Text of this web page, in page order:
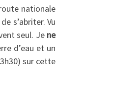
nationale
s’abriter. Vu
seul. Je ne
d’eau et un
sur cette